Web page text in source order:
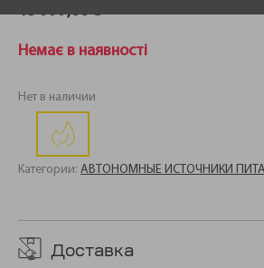
15 999,00₴
Немає в наявності
Нет в наличии
Категории: АВТОНОМНЫЕ ИСТОЧНИКИ
Доставка